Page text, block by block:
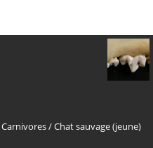
Carnivores/Chat sauvage (jeune)